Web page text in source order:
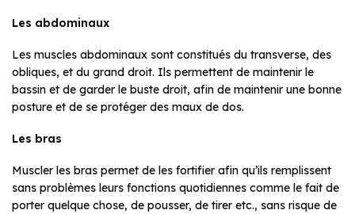
Les abdominaux
Les muscles abdominaux sont constitués du transverse, des
obliques, et du grand droit. Ils permettent de maintenir le
bassin et de garder le buste droit, afin de maintenir une bonne
posture et de se protéger des maux de dos.
Les bras
Muscler les bras permet de les fortifier afin qu’ils remplissent
sans problèmes leurs fonctions quotidiennes comme le fait de
porter quelque chose, de pousser, de tirer etc., sans risque de